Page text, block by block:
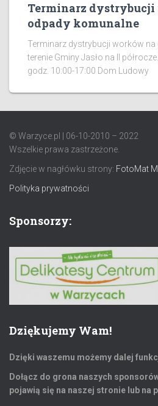
Terminarz
odpady komunalne
Terminarz dystrybucji worków
terenie Gminy Jasło na II
godz. 10:00-17:00 Dom Ludowy
© Warzyce.pl | 06-10-2010 – 2022
Wszelkie prawa zastrzeżone.
Zdjęcie w nagłówku strony: FotoMat
Polityka prywatności
Sponsorzy:
Dziękujemy Wam!
Dzięki waszemu możemy dalej
Dołącz do grona naszych
pojawią się na naszej stronie lub na